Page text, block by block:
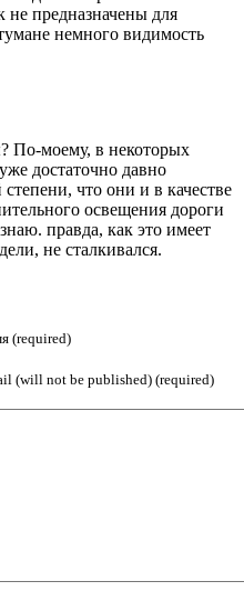
не предназначены для
немного видимость
По-моему, в некоторых
достаточно давно
что они и в качестве
освещения дороги
правда, как это имеет
не сталкивался.
(required)
(will not be published) (required)